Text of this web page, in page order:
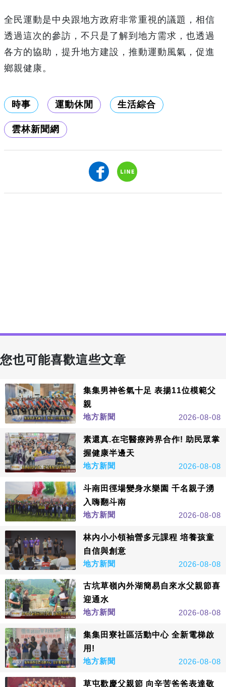
全民運動是中央跟地方政府非常重視的議題，相信
透過這次的參訪，不只是了解到地方需求，也透過
各方的協助，提升地方建設，推動運動風氣，促進
鄉親健康。
時事 運動休閒 生活綜合
雲林新聞網
您也可能喜歡這些文章
集集男神爸氣十足 表揚11位模範父
親
地方新聞
2026-08-08
素還真.在宅醫療跨界合作! 助民眾掌
握健康半邊天
地方新聞
2026-08-08
斗南田徑場變身水樂園 千名親子湧
入嗨翻斗南
地方新聞
2026-08-08
林內小小領袖營多元課程 培養孩童
自信與創意
地方新聞
2026-08-08
古坑草嶺內外湖簡易自來水父親節喜
迎通水
地方新聞
2026-08-08
集集田寮社區活動中心 全新電梯啟
用!
地方新聞
2026-08-08
草屯歡慶父親節 向辛苦爸爸表達敬